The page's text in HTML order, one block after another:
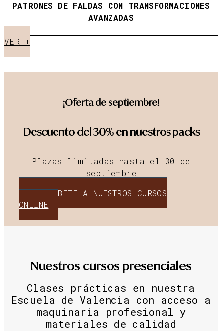
PATRONES DE FALDAS CON TRANSFORMACIONES
AVANZADAS
VER +
¡Oferta de septiembre!
Descuento del 30% en nuestros packs
Plazas limitadas hasta el 30 de
septiembre
INSCRÍBETE A NUESTROS CURSOS
ONLINE
Nuestros cursos presenciales
Clases prácticas en nuestra
Escuela de Valencia con acceso a
maquinaria profesional y
materiales de calidad